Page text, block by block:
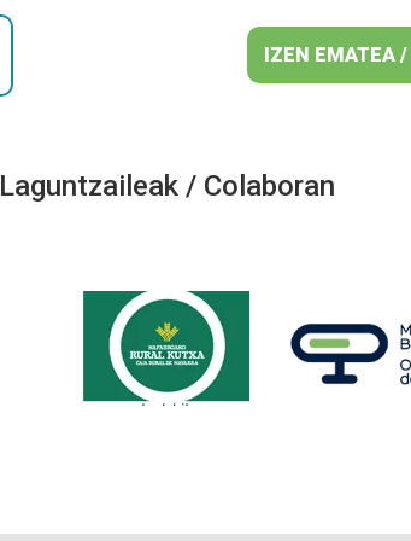
IZEN EMATEA /
Laguntzaileak / Colaboran